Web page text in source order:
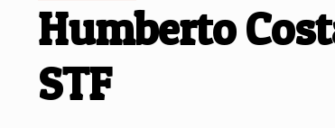
Humberto
STF